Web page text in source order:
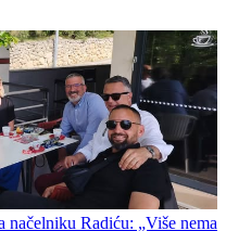
načelniku Radiću: „Više nema